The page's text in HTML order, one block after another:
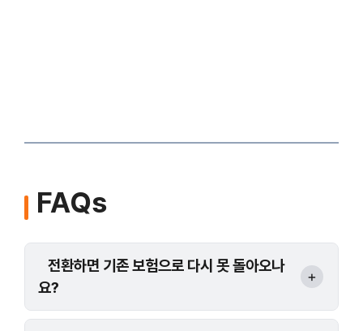
FAQs
전환하면 기존 보험으로 다시 못 돌아오나
요?